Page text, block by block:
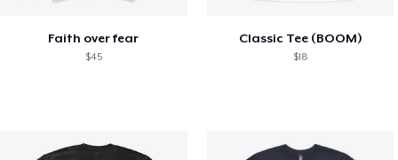
Faith over fear
$45
Classic Tee (BOOM)
$18